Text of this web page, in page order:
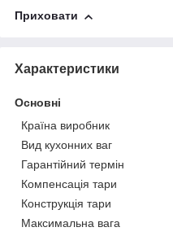
Приховати
Характеристики
Основні
Країна виробник
Вид кухонних ваг
Гарантійний термін
Компенсація тари
Конструкція тари
Максимальна вага